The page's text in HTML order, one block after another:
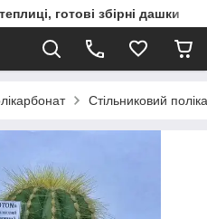
готові збірні дашки
Стільниковий